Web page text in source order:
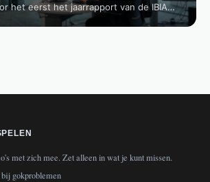
het eerst het jaarrapport van de IBIA…
met zich mee. Zet alleen in wat je kunt missen.
gokproblemen